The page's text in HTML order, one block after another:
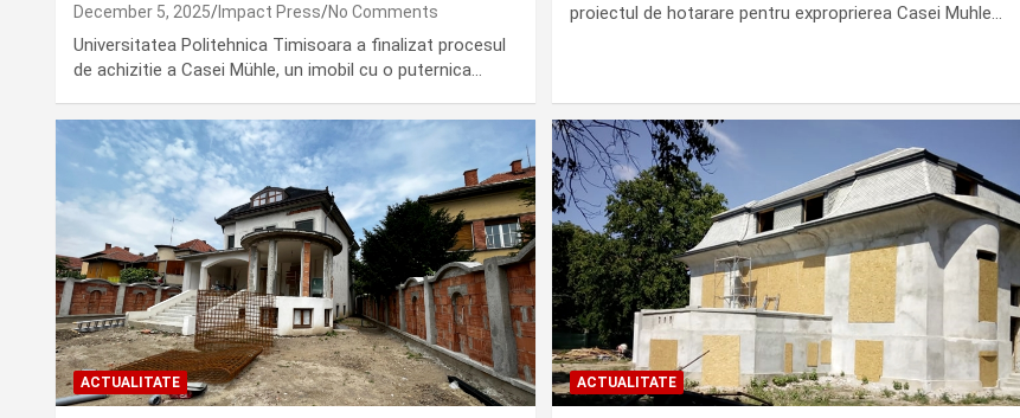
December 5, 2025 Impact Press No Comments
Universitatea Politehnica Timisoara a finalizat procesul
de achizitie a Casei Mühle, un imobil cu o puternica…
proiectul de hotarare pentru exproprierea Casei Muhle…
ACTUALITATE ACTUALITATE